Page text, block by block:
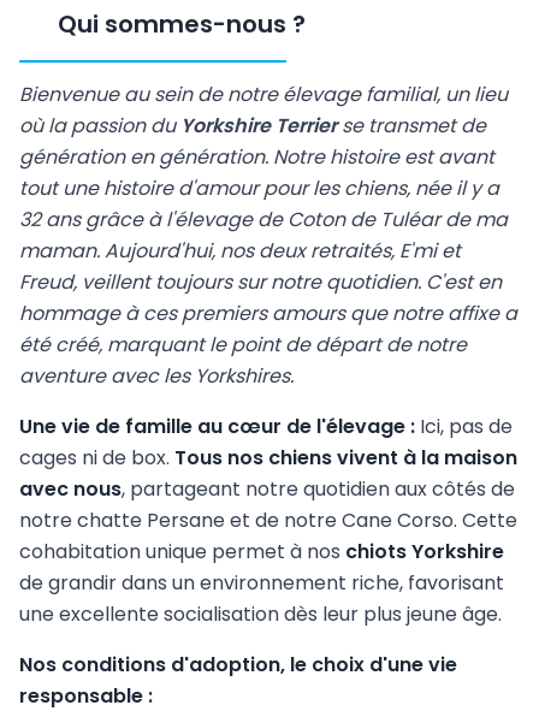
Qui sommes-nous ?
Bienvenue au sein de notre élevage familial, un lieu
où la passion du Yorkshire Terrierse transmet de
génération en génération. Notre histoire est avant
tout une histoire d'amour pour les chiens, née il y a
32 ans grâce à l'élevage de Coton de Tuléar de ma
maman. Aujourd'hui, nos deux retraités, E'mi et
Freud, veillent toujours sur notre quotidien. C'est en
hommage à ces premiers amours que notre affixe a
été créé, marquant le point de départ de notre
aventure avec les Yorkshires.
Une vie de famille au cœur de l'élevage : Ici, pas de
cages ni de box. Tous nos chiens vivent à la maison
avec nous, partageant notre quotidien aux côtés de
notre chatte Persane et de notre Cane Corso. Cette
cohabitation unique permet à nos chiots Yorkshire
de grandir dans un environnement riche, favorisant
une excellente socialisation dès leur plus jeune âge.
Nos conditions d'adoption, le choix d'une vie
responsable :